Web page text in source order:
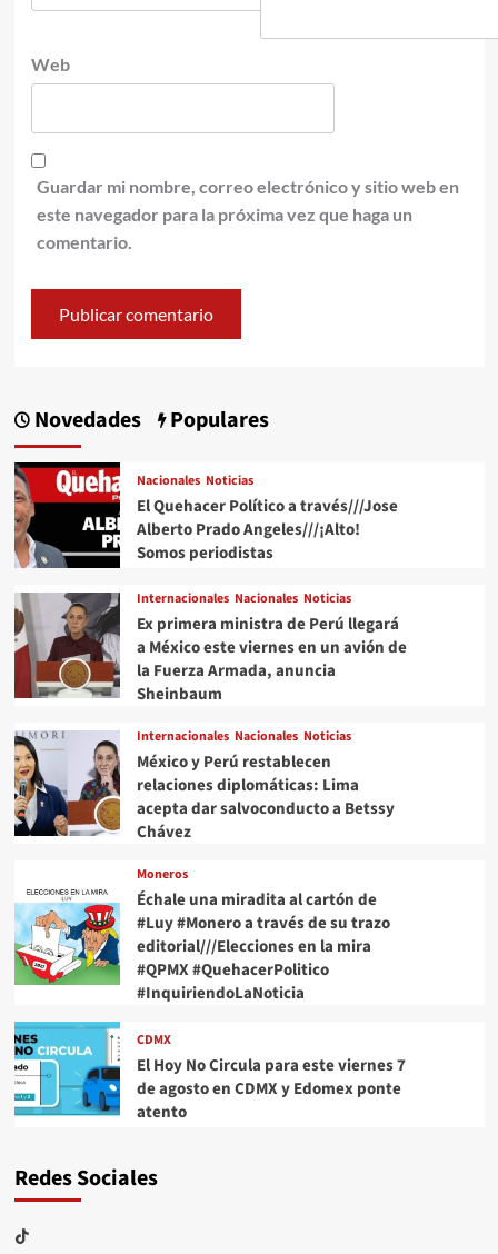
Web
Guardar mi nombre, correo electrónico y sitio web en
este navegador para la próxima vez que haga un
comentario.
Novedades Populares
Nacionales Noticias
El Quehacer Político a través///Jose
Alberto Prado Angeles///¡Alto!
Somos periodistas
Internacionales Nacionales Noticias
Ex primera ministra de Perú llegará
a México este viernes en un avión de
la Fuerza Armada, anuncia
Sheinbaum
Internacionales Nacionales Noticias
México y Perú restablecen
relaciones diplomáticas: Lima
acepta dar salvoconducto a Betssy
Chávez
Moneros
Échale una miradita al cartón de
#Luy #Monero a través de su trazo
editorial///Elecciones en la mira
#QPMX #QuehacerPolitico
#InquiriendoLaNoticia
CDMX
El Hoy No Circula para este viernes 7
de agosto en CDMX y Edomex ponte
atento
Redes Sociales
TikTok